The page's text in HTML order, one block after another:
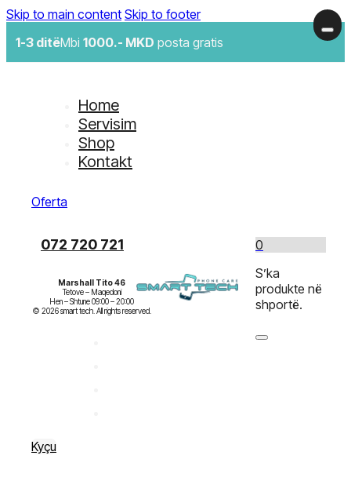
Skip to main content Skip to footer
1-3 ditëMbi 1000.- MKD posta gratis
Home
Servisim
Shop
Kontakt
Oferta
072 720 721
Marshall Tito 46
Tetove – Maqedoni
Hen – Shtune 09:00 – 20:00
Kyçu
0
S’ka
produkte në
shportë.